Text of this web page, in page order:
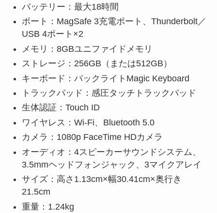
バッテリー：最大18時間
ポート：MagSafe 3充電ポート、Thunderbolt／
USB 4ポート×2
メモリ：8GBユニファイドメモリ
ストレージ：256GB（または512GB）
キーボード：バックライトMagic Keyboard
トラックパッド：感圧タッチトラックパッド
生体認証：Touch ID
ワイヤレス：Wi-Fi、Bluetooth 5.0
カメラ：1080p FaceTime HDカメラ
オーディオ：4スピーカーサウンドシステム、
3.5mmヘッドフォンジャック、3マイクアレイ
サイズ：高さ1.13cm×幅30.41cm×奥行き
21.5cm
重量：1.24kg